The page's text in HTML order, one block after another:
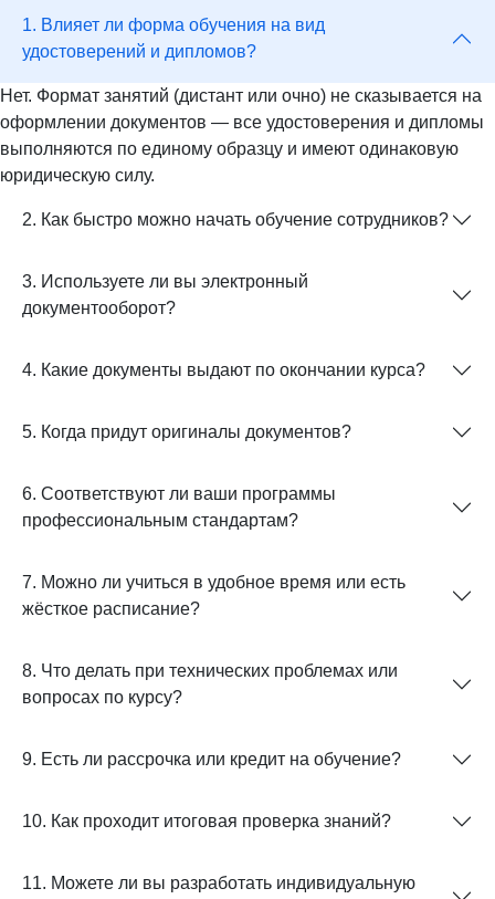
1. Влияет ли форма обучения на вид
удостоверений и дипломов?
Нет. Формат занятий (дистант или очно) не сказывается на
оформлении документов — все удостоверения и дипломы
выполняются по единому образцу и имеют одинаковую
юридическую силу.
2. Как быстро можно начать обучение сотрудников?
3. Используете ли вы электронный
документооборот?
4. Какие документы выдают по окончании курса?
5. Когда придут оригиналы документов?
6. Соответствуют ли ваши программы
профессиональным стандартам?
7. Можно ли учиться в удобное время или есть
жёсткое расписание?
8. Что делать при технических проблемах или
вопросах по курсу?
9. Есть ли рассрочка или кредит на обучение?
10. Как проходит итоговая проверка знаний?
11. Можете ли вы разработать индивидуальную